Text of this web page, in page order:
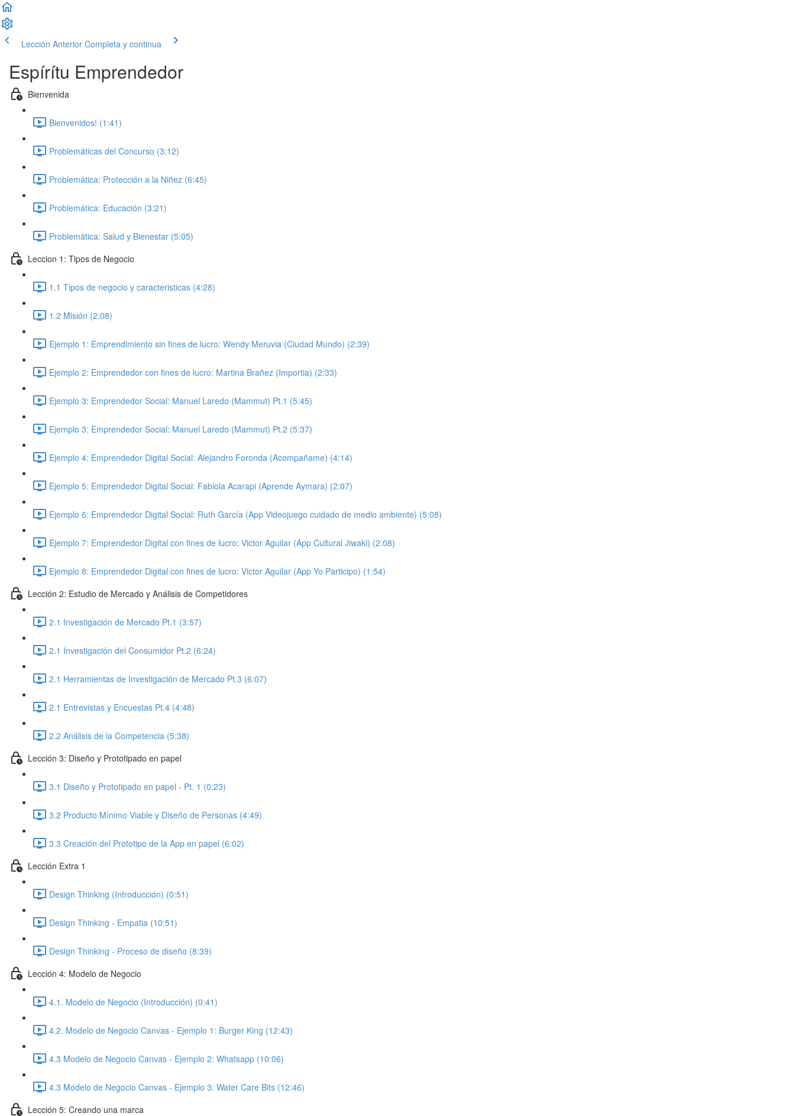
Lección Anterior Completa y continua
Espírítu Emprendedor
Bienvenida
Bienvenidos! (1:41)
Problemáticas del Concurso (3:12)
Problemática: Protección a la Niñez (6:45)
Problemática: Educación (3:21)
Problemática: Salud y Bienestar (5:05)
Leccion 1: Tipos de Negocio
1.1 Tipos de negocio y caracteristicas (4:28)
1.2 Misión (2:08)
Ejemplo 1: Emprendimiento sin fines de lucro: Wendy Meruvia (Ciudad Mundo) (2:39)
Ejemplo 2: Emprendedor con fines de lucro: Martina Brañez (Importia) (2:33)
Ejemplo 3: Emprendedor Social: Manuel Laredo (Mammut) Pt.1 (5:45)
Ejemplo 3: Emprendedor Social: Manuel Laredo (Mammut) Pt.2 (5:37)
Ejemplo 4: Emprendedor Digital Social: Alejandro Foronda (Acompañame) (4:14)
Ejemplo 5: Emprendedor Digital Social: Fabiola Acarapi (Aprende Aymara) (2:07)
Ejemplo 6: Emprendedor Digital Social: Ruth García (App Videojuego cuidado de medio ambiente) (5:08)
Ejemplo 7: Emprendedor Digital con fines de lucro: Victor Aguilar (App Cultural Jiwaki) (2:08)
Ejemplo 8: Emprendedor Digital con fines de lucro: Victor Aguilar (App Yo Participo) (1:54)
Lección 2: Estudio de Mercado y Análisis de Competidores
2.1 Investigación de Mercado Pt.1 (3:57)
2.1 Investigación del Consumidor Pt.2 (6:24)
2.1 Herramientas de Investigación de Mercado Pt.3 (6:07)
2.1 Entrevistas y Encuestas Pt.4 (4:48)
2.2 Análisis de la Competencia (5:38)
Lección 3: Diseño y Prototipado en papel
3.1 Diseño y Prototipado en papel - Pt. 1 (0:23)
3.2 Producto Mínimo Viable y Diseño de Personas (4:49)
3.3 Creación del Prototipo de la App en papel (6:02)
Lección Extra 1
Design Thinking (Introducción) (0:51)
Design Thinking - Empatia (10:51)
Design Thinking - Proceso de diseño (8:39)
Lección 4: Modelo de Negocio
4.1. Modelo de Negocio (Introducción) (0:41)
4.2. Modelo de Negocio Canvas - Ejemplo 1: Burger King (12:43)
4.3 Modelo de Negocio Canvas - Ejemplo 2: Whatsapp (10:06)
4.3 Modelo de Negocio Canvas - Ejemplo 3: Water Care Bits (12:46)
Lección 5: Creando una marca